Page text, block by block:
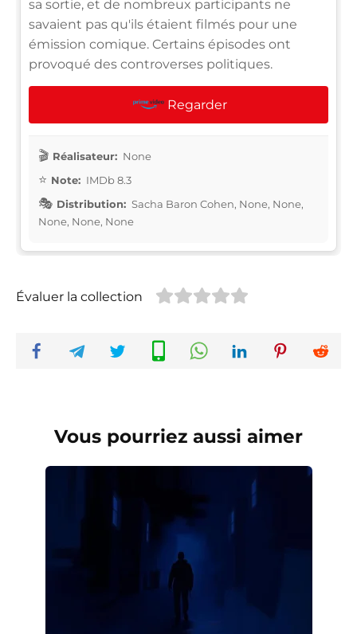
sa sortie, et de nombreux participants ne
savaient pas qu'ils étaient filmés pour une
émission comique. Certains épisodes ont
provoqué des controverses politiques.
Regarder
Réalisateur: None
Note: IMDb 8.3
Distribution: Sacha Baron Cohen, None, None,
None, None, None
Évaluer la collection
Vous pourriez aussi aimer